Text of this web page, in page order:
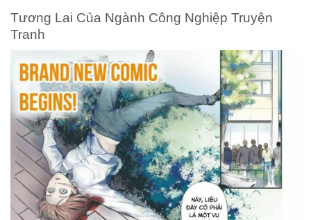
Tương Lai Của Ngành Công Nghiệp Truyện
Tranh